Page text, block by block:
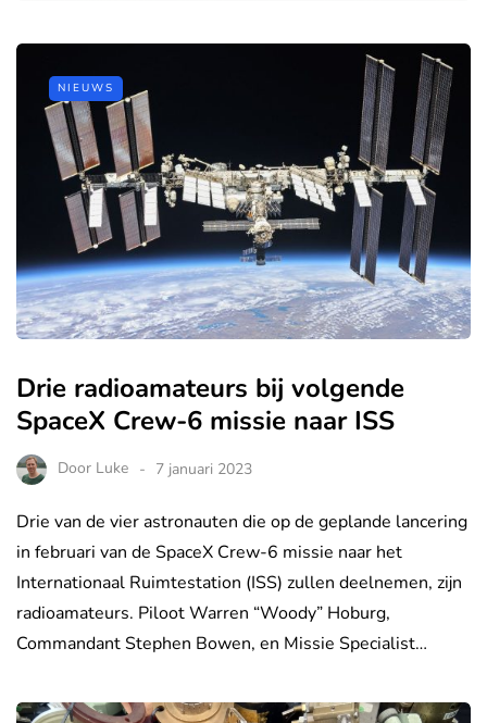
NIEUWS
Drie radioamateurs bij volgende
SpaceX Crew-6 missie naar ISS
Door Luke 7 januari 2023
Drie van de vier astronauten die op de geplande lancering
in februari van de SpaceX Crew-6 missie naar het
Internationaal Ruimtestation (ISS) zullen deelnemen, zijn
radioamateurs. Piloot Warren “Woody” Hoburg,
Commandant Stephen Bowen, en Missie Specialist…